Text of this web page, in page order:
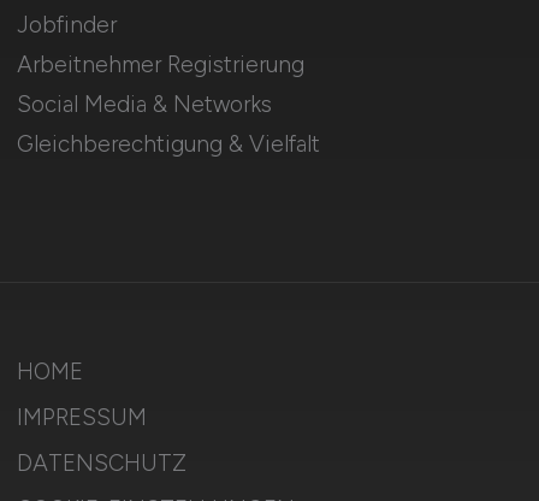
Jobfinder
Arbeitnehmer Registrierung
Social Media & Networks
Gleichberechtigung & Vielfalt
HOME
IMPRESSUM
DATENSCHUTZ